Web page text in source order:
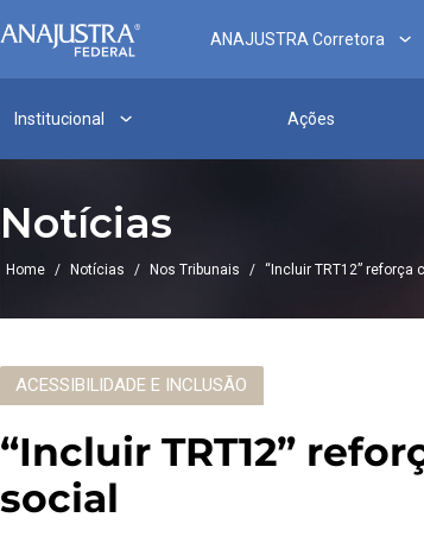
ANAJUSTRA Corretora
Institucional Ações
Notícias
Home / Notícias / Nos Tribunais / “Incluir TRT12”
ACESSIBILIDADE E INCLUSÃO
“Incluir TRT12”
social